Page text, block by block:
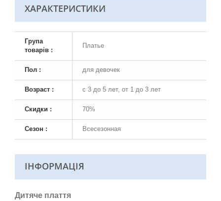
ХАРАКТЕРИСТИКИ
Група
товарів :
Платье
Пол : для девочек
Возраст : с 3 до 5 лет, от 1 до 3 лет
Скидки : 70%
Сезон : Всесезонная
ІНФОРМАЦІЯ
Дитяче плаття